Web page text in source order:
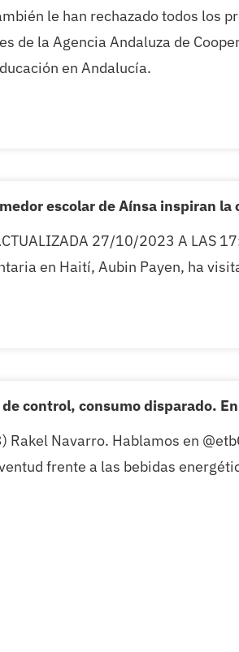
le han rechazado todos los
de la Agencia Andaluza de
en Andalucía.
escolar de Aínsa inspiran
27/10/2023 A LAS
en Haití, Aubin Payen, ha
control, consumo disparado. En
Navarro. Hablamos en
frente a las bebidas